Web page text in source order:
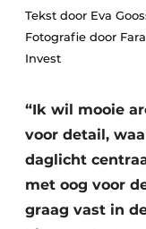
Tekst door Eva
Fotografie door
Invest
“Ik wil mooie
voor detail,
daglicht
met oog voor
graag vast in